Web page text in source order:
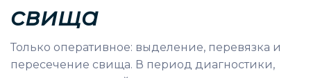
свища
Только оперативное: выделение, перевязка и
пересечение свища. В период диагностики,